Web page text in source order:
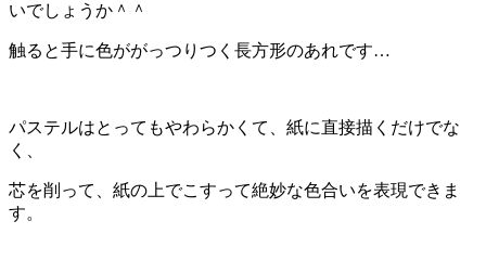
いでしょうか＾＾
触ると手に色ががっつりつく長方形のあれです…
パステルはとってもやわらかくて、紙に直接描くだけでな
く、
芯を削って、紙の上でこすって絶妙な色合いを表現できま
す。